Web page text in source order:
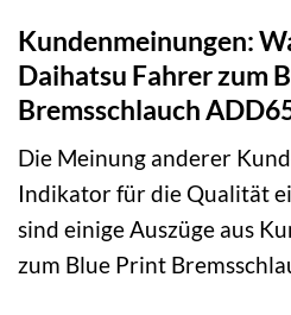
Kundenmeinungen:
Daihatsu Fahrer zum
Bremsschlauch
Die Meinung anderer
Indikator für die Qualität
sind einige Auszüge aus
zum Blue Print